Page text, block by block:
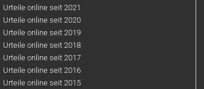
Urteile online seit 2021
Urteile online seit 2020
Urteile online seit 2019
Urteile online seit 2018
Urteile online seit 2017
Urteile online seit 2016
Urteile online seit 2015